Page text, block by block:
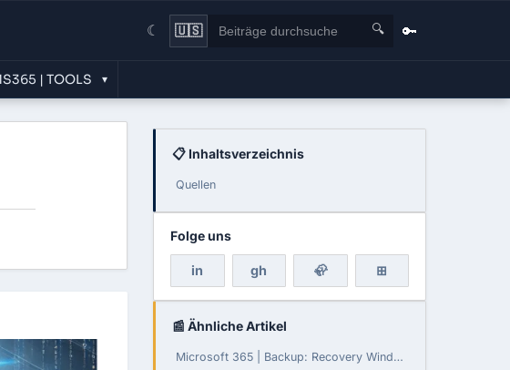
☾ 🇺🇸 🔍 🔑
| TOOLS ▾
📋 Inhaltsverzeichnis
Quellen
Folge uns
in gh 🦣 ⊞
📰 Ähnliche Artikel
Microsoft 365 | Backup: Recovery Window konfigurierbar